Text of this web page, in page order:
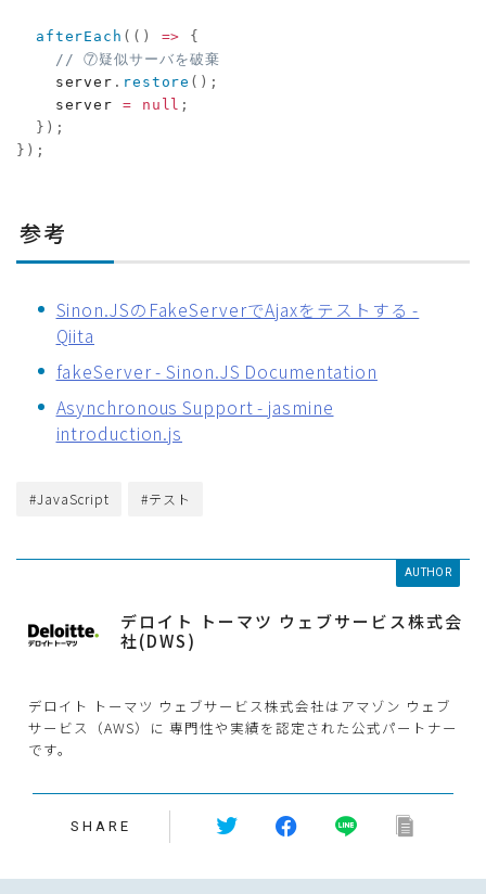
afterEach ( ( ) =>
{
// ⑦疑似サーバを破棄
    server
. restore ( ) ;
    server
= null ;
} ) ;
} ) ;
参考
Sinon.JSのFakeServerでAjaxをテストする -
Qiita
fakeServer - Sinon.JS Documentation
Asynchronous Support - jasmine
introduction.js
#JavaScript #テスト
AUTHOR
デロイト トーマツ ウェブサービス株式会
社(DWS)
デロイト トーマツ ウェブサービス株式会社はアマゾン ウェブ
サービス（AWS）に 専門性や実績を認定された公式パートナー
です。
SHARE